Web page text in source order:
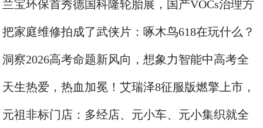
兰宝环保首秀德国科隆轮胎展，国产VOCs治理方
案扬帆欧洲
把家庭维修拍成了武侠片：啄木鸟618在玩什么？
洞察2026高考命题新风向，想象力智能中高考全
维度贴合考查要求
天生热爱，热血加冕！艾瑞泽8征服版燃擎上市，
10.29万元起
元祖非标门店：多经店、元小车、元小集织就全